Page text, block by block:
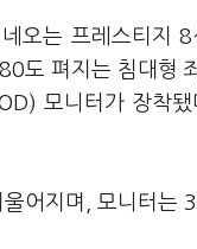
오는 프레스티지
도 펴지는 침대형
모니터가 장착
어지며, 모니터는